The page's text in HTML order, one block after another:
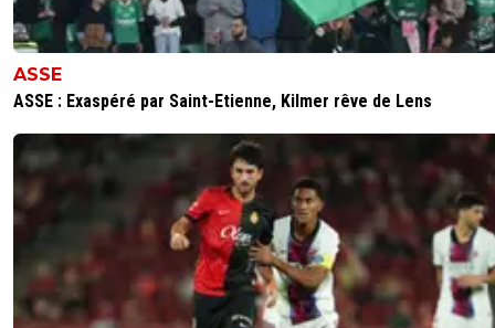
ASSE
ASSE : Exaspéré par Saint-Etienne, Kilmer rêve de Lens